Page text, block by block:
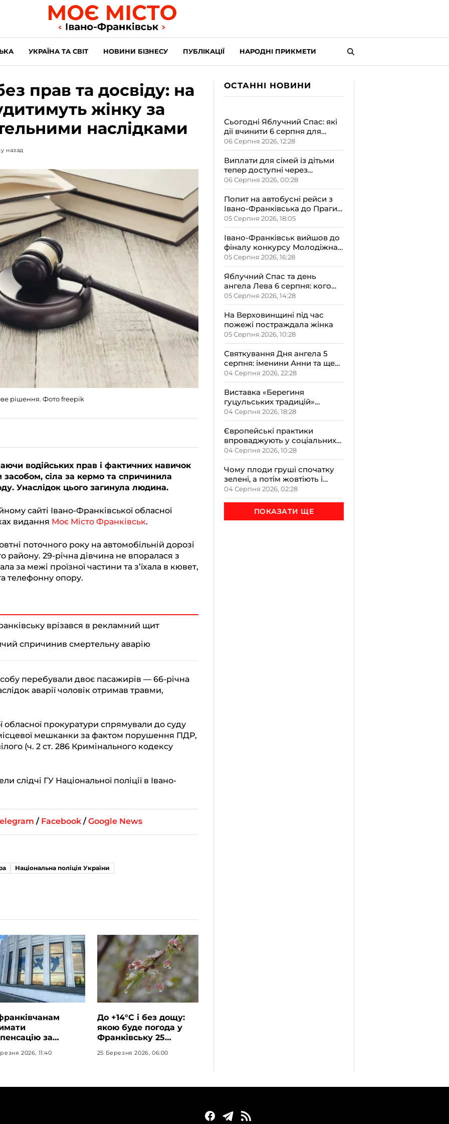
УКРАЇНА ТА СВІТ НОВИНИ БІЗНЕСУ ПУБЛІКАЦІЇ НАРОДНІ ПРИКМЕТИ
прав та досвіду: на
жінку за
наслідками
назад
рішення. Фото freepik
водійських прав і фактичних навичок
сіла за кермо та спричинила
Унаслідок цього загинула людина.
сайті Івано-Франківської обласної
видання Моє Місто Франківськ.
поточного року на автомобільній дорозі
району. 29-річна дівчина не впоралася з
за межі проїзної частини та з’їхала в кювет,
телефонну опору.
врізався в рекламний щит
спричинив смертельну аварію
перебували двоє пасажирів — 66-річна
аварії чоловік отримав травми,
обласної прокуратури спрямували до суду
мешканки за фактом порушення ПДР,
(ч. 2 ст. 286 Кримінального кодексу
слідчі ГУ Національної поліції в Івано-
/ Facebook /Google News
Національна поліція України
за
2026, 11:40
До +14°C і без дощу:
якою буде погода у
Франківську 25
25 Березня 2026, 06:00
ОСТАННІ НОВИНИ
Сьогодні Яблучний Спас: які
дії вчинити 6 серпня для
залучення достатку та
злагоди в оселю
06 Серпня 2026, 12:28
Виплати для сімей із дітьми
тепер доступні через
«Дія.Картку»: деталі від ОВА
06 Серпня 2026, 00:28
Попит на автобусні рейси з
Івано-Франківська до Праги
залишається високим
05 Серпня 2026, 18:05
Івано-Франківськ вийшов до
фіналу конкурсу Молодіжна
столиця України-2026
05 Серпня 2026, 16:28
Яблучний Спас та день
ангела Лева 6 серпня: кого
варто привітати, що
освячують у храмах і які
прикмети передбачають
осінь
05 Серпня 2026, 14:28
На Верховинщині під час
пожежі постраждала жінка
05 Серпня 2026, 10:28
Святкування Дня ангела 5
серпня: іменини Анни та ще
двох імен – кого вітати і що не
можна робити цього дня
04 Серпня 2026, 22:28
Виставка «Берегиня
гуцульських традицій»
відкрилась на Верховині
04 Серпня 2026, 18:28
Європейські практики
впроваджують у соціальних
закладах Прикарпаття на
обговоренні в ОДА
04 Серпня 2026, 10:28
Чому плоди груші спочатку
зелені, а потім жовтіють і
чорніють всередині
04 Серпня 2026, 02:28
ПОКАЗАТИ ЩЕ